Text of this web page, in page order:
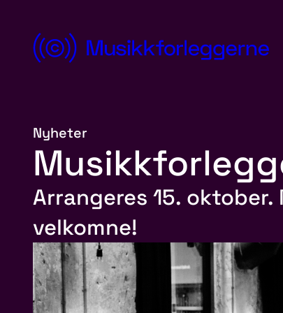
innholdNorsk
Nyheter
Arrangeres 15.
velkomne!